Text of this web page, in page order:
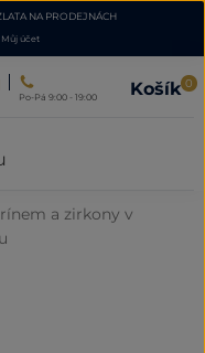
NA PRODEJNÁCH
Můj účet
Po-Pá 9:00 - 19:00 Košík 0
a zirkony v